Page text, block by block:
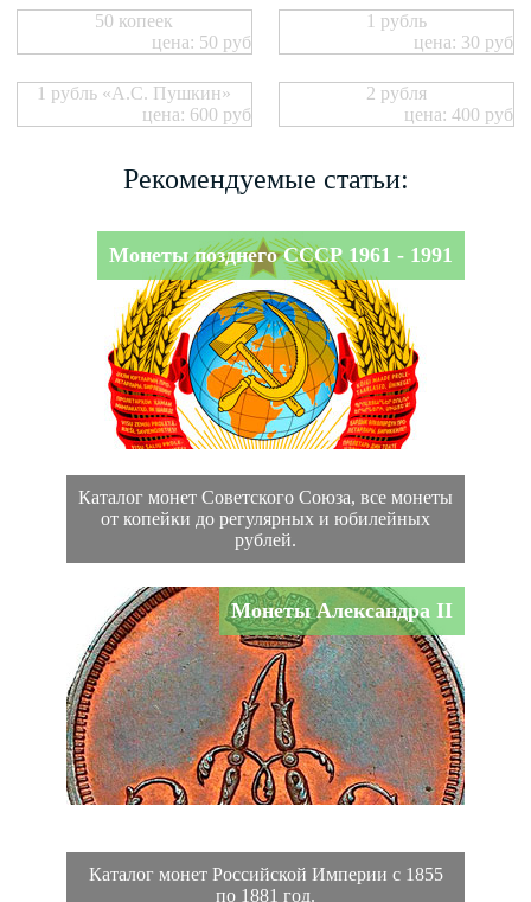
50 копеек
цена: 50 руб
1 рубль
цена: 30 руб
1 рубль «А.С. Пушкин»
цена: 600 руб
2 рубля
цена: 400 руб
Рекомендуемые статьи:
Монеты позднего СССР 1961 - 1991
Каталог монет Советского Союза, все монеты
от копейки до регулярных и юбилейных
рублей.
Монеты Александра II
Каталог монет Российской Империи с 1855
по 1881 год.